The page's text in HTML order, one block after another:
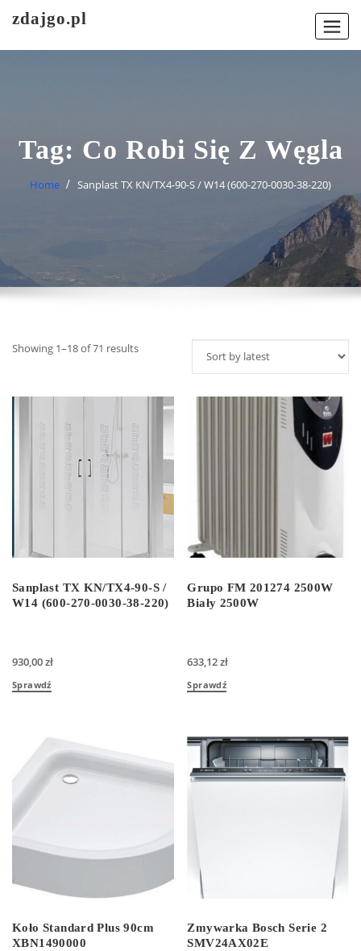
zdajgo.pl
Tag: Co Robi Się Z Węgla
Home Sanplast TX KN/TX4-90-S / W14 (600-270-0030-38-220)
Showing 1–18 of 71 results
Sanplast TX KN/TX4-90-S /
W14 (600-270-0030-38-220)
930,00zł
Sprawdź
Grupo FM 201274 2500W
Biały 2500W
633,12zł
Sprawdź
Koło Standard Plus 90cm
XBN1490000
Zmywarka Bosch Serie 2
SMV24AX02E